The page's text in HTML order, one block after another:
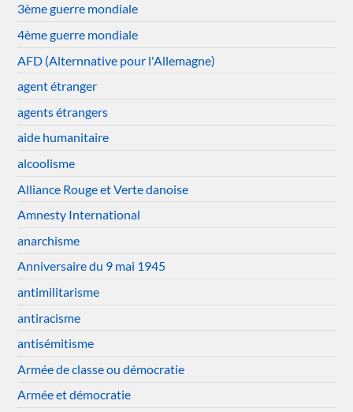
3ème guerre mondiale
4ème guerre mondiale
AFD (Alternnative pour l'Allemagne)
agent étranger
agents étrangers
aide humanitaire
alcoolisme
Alliance Rouge et Verte danoise
Amnesty International
anarchisme
Anniversaire du 9 mai 1945
antimilitarisme
antiracisme
antisémitisme
Armée de classe ou démocratie
Armée et démocratie